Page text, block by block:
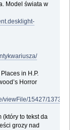
Model świata w
in H.P.
Horror
viewFile/15427/13735
(który to tekst da
grozy nad